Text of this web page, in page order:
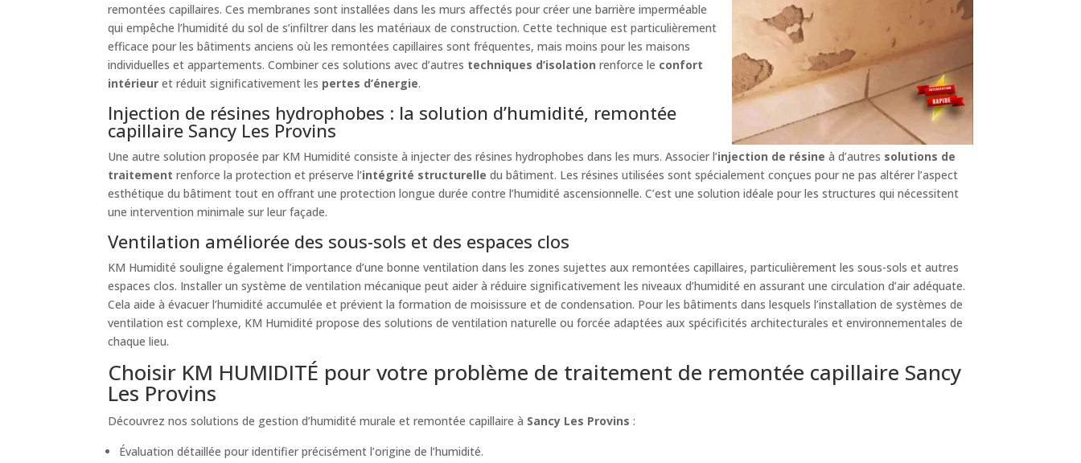
remontées capillaires. Ces membranes sont installées dans les murs affectés pour créer une barrière imperméable
qui empêche l’humidité du sol de s’infiltrer dans les matériaux de construction. Cette technique est particulièrement
efficace pour les bâtiments anciens où les remontées capillaires sont fréquentes, mais moins pour les maisons
individuelles et appartements. Combiner ces solutions avec d’autres techniques d’isolation renforce le confort
intérieur et réduit significativement les pertes d’énergie.
Injection de résines hydrophobes : la solution d’humidité, remontée
capillaire Sancy Les Provins
Une autre solution proposée par KM Humidité consiste à injecter des résines hydrophobes dans les murs. Associer l’injection de résine à d’autres solutions de
traitement renforce la protection et préserve l’intégrité structurelle du bâtiment. Les résines utilisées sont spécialement conçues pour ne pas altérer l’aspect
esthétique du bâtiment tout en offrant une protection longue durée contre l’humidité ascensionnelle. C’est une solution idéale pour les structures qui nécessitent
une intervention minimale sur leur façade.
Ventilation améliorée des sous-sols et des espaces clos
KM Humidité souligne également l’importance d’une bonne ventilation dans les zones sujettes aux remontées capillaires, particulièrement les sous-sols et autres
espaces clos. Installer un système de ventilation mécanique peut aider à réduire significativement les niveaux d’humidité en assurant une circulation d’air adéquate.
Cela aide à évacuer l’humidité accumulée et prévient la formation de moisissure et de condensation. Pour les bâtiments dans lesquels l’installation de systèmes de
ventilation est complexe, KM Humidité propose des solutions de ventilation naturelle ou forcée adaptées aux spécificités architecturales et environnementales de
chaque lieu.
Choisir KM HUMIDITÉ pour votre problème de traitement de remontée capillaire Sancy
Les Provins
Découvrez nos solutions de gestion d’humidité murale et remontée capillaire à Sancy Les Provins :
Évaluation détaillée pour identifier précisément l’origine de l’humidité.